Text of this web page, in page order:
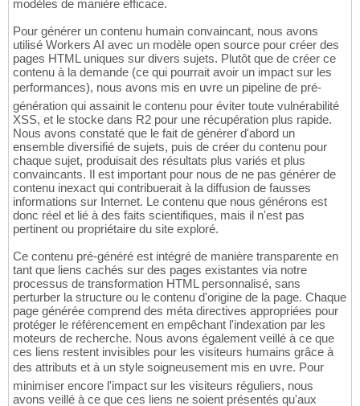
modèles de manière efficace.
Pour générer un contenu humain convaincant, nous avons
utilisé Workers AI avec un modèle open source pour créer des
pages HTML uniques sur divers sujets. Plutôt que de créer ce
contenu à la demande (ce qui pourrait avoir un impact sur les
performances), nous avons mis en uvre un pipeline de pré-
génération qui assainit le contenu pour éviter toute vulnérabilité
XSS, et le stocke dans R2 pour une récupération plus rapide.
Nous avons constaté que le fait de générer d'abord un
ensemble diversifié de sujets, puis de créer du contenu pour
chaque sujet, produisait des résultats plus variés et plus
convaincants. Il est important pour nous de ne pas générer de
contenu inexact qui contribuerait à la diffusion de fausses
informations sur Internet. Le contenu que nous générons est
donc réel et lié à des faits scientifiques, mais il n'est pas
pertinent ou propriétaire du site exploré.
Ce contenu pré-généré est intégré de manière transparente en
tant que liens cachés sur des pages existantes via notre
processus de transformation HTML personnalisé, sans
perturber la structure ou le contenu d'origine de la page. Chaque
page générée comprend des méta directives appropriées pour
protéger le référencement en empêchant l'indexation par les
moteurs de recherche. Nous avons également veillé à ce que
ces liens restent invisibles pour les visiteurs humains grâce à
des attributs et à un style soigneusement mis en uvre. Pour
minimiser encore l'impact sur les visiteurs réguliers, nous
avons veillé à ce que ces liens ne soient présentés qu'aux